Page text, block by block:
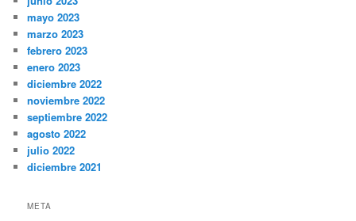
mayo 2023
marzo 2023
febrero 2023
enero 2023
diciembre 2022
noviembre 2022
septiembre 2022
agosto 2022
julio 2022
diciembre 2021
META